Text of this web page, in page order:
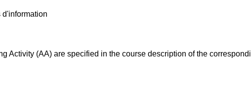
d'information
Activity (AA) are specified in the course description of the